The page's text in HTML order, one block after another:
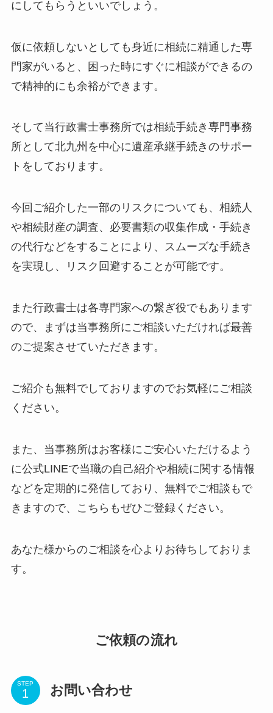
にしてもらうといいでしょう。
仮に依頼しないとしても身近に相続に精通した専
門家がいると、困った時にすぐに相談ができるの
で精神的にも余裕ができます。
そして当行政書士事務所では相続手続き専門事務
所として北九州を中心に遺産承継手続きのサポー
トをしております。
今回ご紹介した一部のリスクについても、相続人
や相続財産の調査、必要書類の収集作成・手続き
の代行などをすることにより、スムーズな手続き
を実現し、リスク回避することが可能です。
また行政書士は各専門家への繋ぎ役でもあります
ので、まずは当事務所にご相談いただければ最善
のご提案させていただきます。
ご紹介も無料でしておりますのでお気軽にご相談
ください。
また、当事務所はお客様にご安心いただけるよう
に公式LINEで当職の自己紹介や相続に関する情報
などを定期的に発信しており、無料でご相談もで
きますので、こちらもぜひご登録ください。
あなた様からのご相談を心よりお待ちしておりま
す。
ご依頼の流れ
STEP お問い合わせ